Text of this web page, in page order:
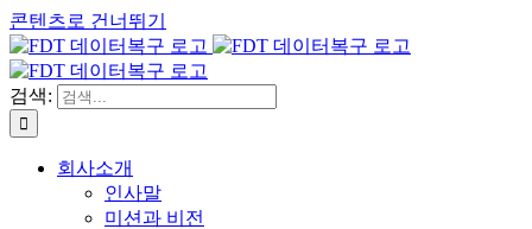
콘텐츠로 건너뛰기
검색:
회사소개
인사말
미션과 비전